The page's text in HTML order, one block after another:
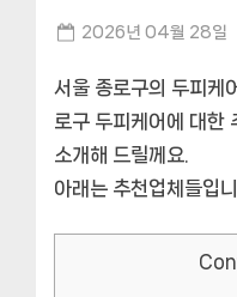
Posted
2026년 04월 28일
서울 종로구의 두피케
로구 두피케어에 대한
소개해 드릴께요.
아래는 추천업체들입